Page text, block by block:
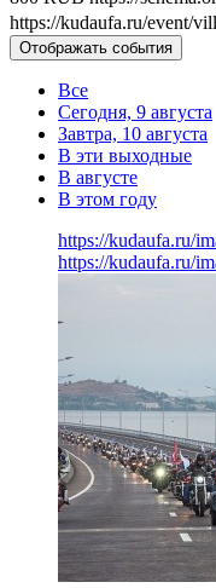
https://kudaufa.ru/event/
Отображать события
Все
Сегодня, 9 августа
Завтра, 10 августа
В эти выходные
В августе
В этом году
https://kudaufa.ru/
https://kudaufa.ru/